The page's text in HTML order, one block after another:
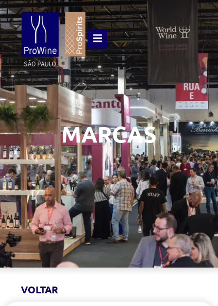
MARCAS
VOLTAR